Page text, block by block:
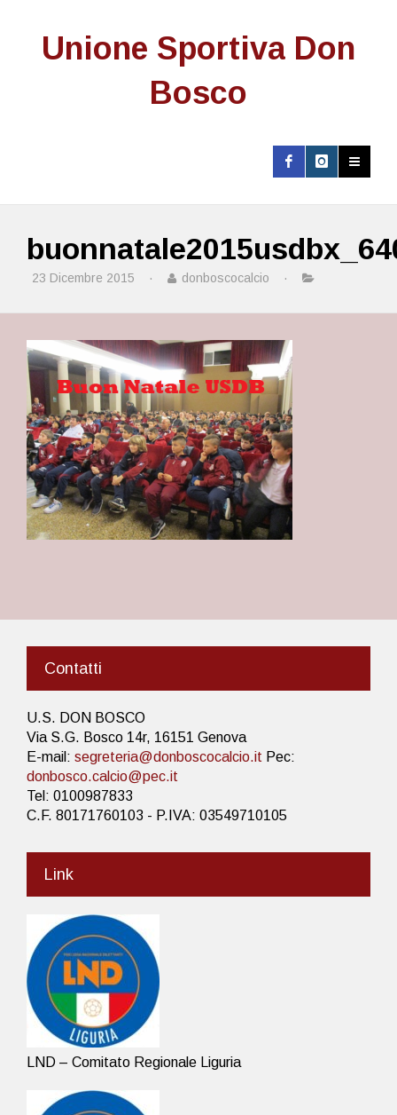
Unione Sportiva Don
Bosco
23 Dicembre 2015 · donboscocalcio ·
Contatti
U.S. DON BOSCO
Via S.G. Bosco 14r, 16151 Genova
E-mail: segreteria@donboscocalcio.it Pec:
donbosco.calcio@pec.it
Tel: 0100987833
C.F. 80171760103 - P.IVA: 03549710105
Link
LND – Comitato Regionale Liguria